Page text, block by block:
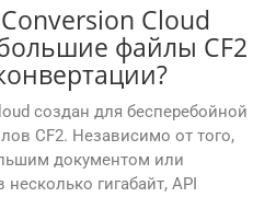
Cloud
файлы CF2
создан для бесперебойной
CF2. Независимо от того,
документом или
гигабайт, API